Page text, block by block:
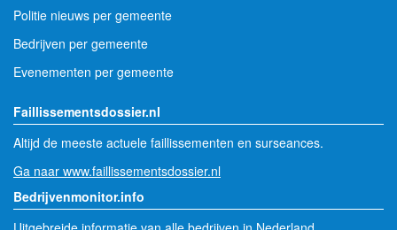
Politie nieuws per gemeente
Bedrijven per gemeente
Evenementen per gemeente
Faillissementsdossier.nl
Altijd de meeste actuele faillissementen en surseances.
Ga naar www.faillissementsdossier.nl
Bedrijvenmonitor.info